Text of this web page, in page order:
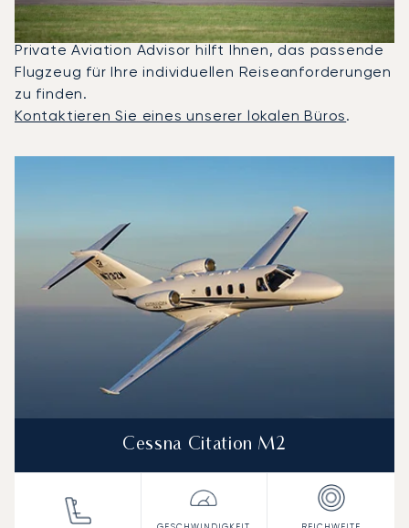
Citation Latitude die meistgenutzten Privatjets
für Flüge zwischen London und Faro. Ein erfahrener
Private Aviation Advisor hilft Ihnen, das passende
Flugzeug für Ihre individuellen Reiseanforderungen
zu finden.
Kontaktieren Sie eines unserer lokalen Büros.
Cessna Citation M2